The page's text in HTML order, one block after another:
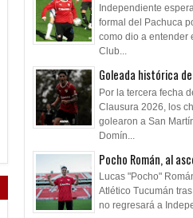
Quinteros: "Tuvimos dos
errores, nos equivocamos y
ellos convirtieron”
Independiente
formal del Pachuca
como dio a entender
Club...
Goleada histórica
Por la tercera fecha
Clausura 2026, los
golearon a San
Domín...
Pocho Román, al
Lucas "Pocho"
Atlético Tucumán
no regresará a